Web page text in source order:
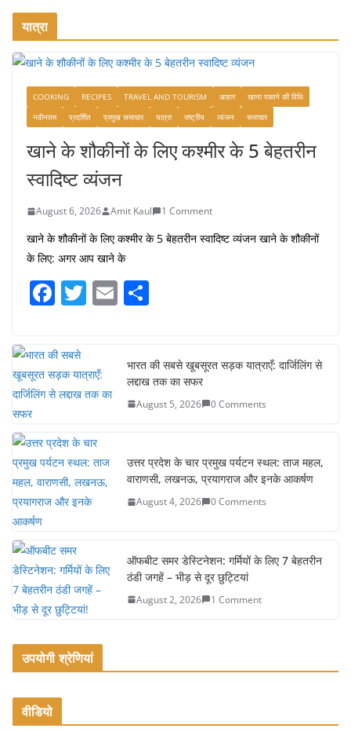
यात्रा
COOKING RECIPES TRAVEL AND TOURISM आहार
खाना पकाने की विधि
नवीनतम
प्रदर्शित प्रमुख समाचार यात्रा राष्ट्रीय व्यंजन समाचार
खाने के शौकीनों के लिए कश्मीर के 5 बेहतरीन
स्वादिष्ट व्यंजन
August 6, 2026 Amit Kaul 1 Comment
खाने के शौकीनों के लिए कश्मीर के 5 बेहतरीन स्वादिष्ट व्यंजन खाने के शौकीनों
के लिए: अगर आप खाने के
F
c
e
b
o
k
T
er
E
e
भारत की सबसे खूबसूरत सड़क यात्राएँ: दार्जिलिंग से
लद्दाख तक का सफर
August 5, 2026 0 Comments
उत्तर प्रदेश के चार प्रमुख पर्यटन स्थल: ताज महल,
वाराणसी, लखनऊ, प्रयागराज और इनके आकर्षण
August 4, 2026 0 Comments
ऑफबीट समर डेस्टिनेशन: गर्मियों के लिए 7 बेहतरीन
ठंडी जगहें – भीड़ से दूर छुट्टियां
August 2, 2026 1 Comment
उपयोगी श्रेणियां
वीडियो